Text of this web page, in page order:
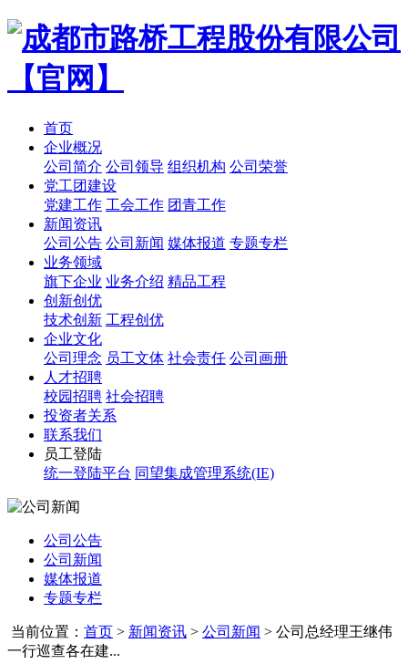
首页
企业概况
公司简介 公司领导 组织机构 公司荣誉
党工团建设
党建工作 工会工作 团青工作
新闻资讯
公司公告 公司新闻 媒体报道 专题专栏
业务领域
旗下企业 业务介绍 精品工程
创新创优
技术创新 工程创优
企业文化
公司理念 员工文体 社会责任 公司画册
人才招聘
校园招聘 社会招聘
投资者关系
联系我们
员工登陆
统一登陆平台 同望集成管理系统(IE)
公司公告
公司新闻
媒体报道
专题专栏
当前位置： 首页 > 新闻资讯 > 公司新闻 > 公司总经理王继伟
一行巡查各在建...